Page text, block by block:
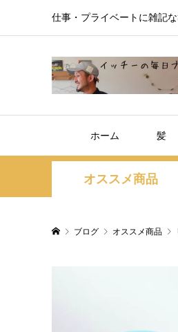
仕事・プライベートに雑記
ホーム 髪
オススメ商品
ブログ オススメ商品